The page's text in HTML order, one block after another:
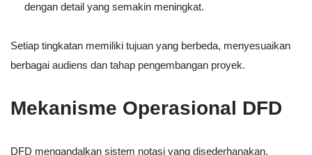
dengan detail yang semakin meningkat.
Setiap tingkatan memiliki tujuan yang berbeda, menyesuaikan
berbagai audiens dan tahap pengembangan proyek.
Mekanisme Operasional DFD
DFD mengandalkan sistem notasi yang disederhanakan,